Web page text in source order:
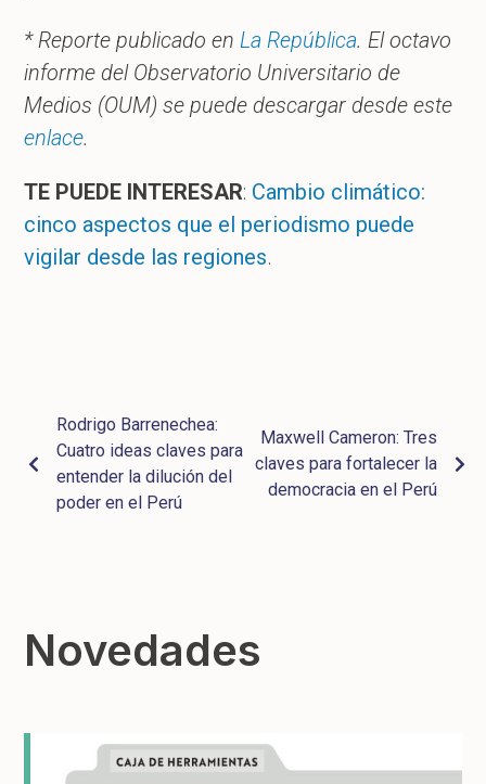
* Reporte publicado en La República. El octavo
informe del Observatorio Universitario de
Medios (OUM) se puede descargar desde este
enlace.
TE PUEDE INTERESAR: Cambio climático:
cinco aspectos que el periodismo puede
vigilar desde las regiones.
Rodrigo Barrenechea:
Cuatro ideas claves para
entender la dilución del
poder en el Perú
Maxwell Cameron: Tres
claves para fortalecer la
democracia en el Perú
Novedades